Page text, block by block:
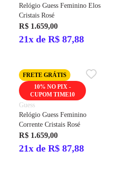
Relógio Guess Feminino Elos
Cristais Rosé
R$ 1.659,00
21x de R$ 87,88
FRETE GRÁTIS
10% NO PIX -
CUPOM TIME10
Guess
Relógio Guess Feminino
Corrente Cristais Rosé
R$ 1.659,00
21x de R$ 87,88